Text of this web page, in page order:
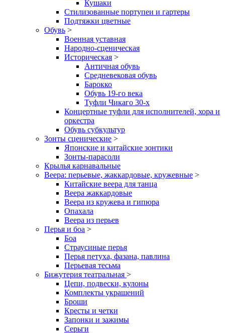
Кушаки
Стилизованные портупеи и гартеры
Подтяжки цветные
Обувь >
Военная уставная
Народно-сценическая
Историческая >
Античная обувь
Средневековая обувь
Барокко
Обувь 19-го века
Туфли Чикаго 30-х
Концертные туфли для исполнителей, хора и
оркестра
Обувь субкультур
Зонты сценические >
Японские и китайские зонтики
Зонты-парасоли
Крылья карнавальные
Веера: перьевые, жаккардовые, кружевные >
Китайские веера для танца
Веера жаккардовые
Веера из кружева и гипюра
Опахала
Веера из перьев
Перья и боа >
Боа
Страусиные перья
Перья петуха, фазана, павлина
Перьевая тесьма
Бижутерия театральная >
Цепи, подвески, кулоны
Комплекты украшений
Броши
Кресты и четки
Запонки и зажимы
Серьги